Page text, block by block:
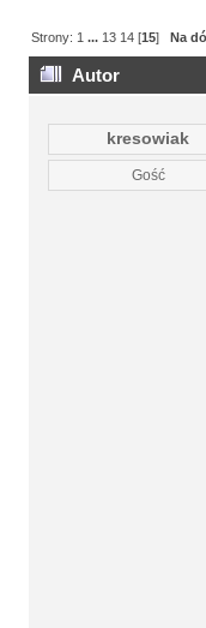
Strony: 1 ... 13 14 [15]Na
Autor
kresowiak
Gość